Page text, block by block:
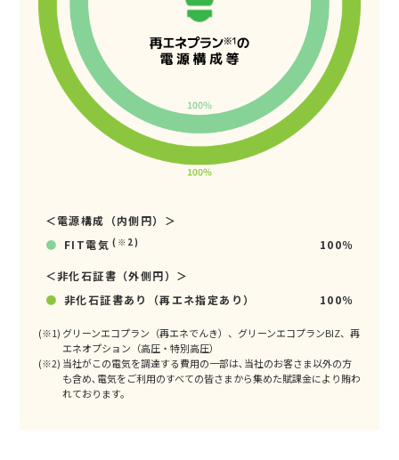
＜電源構成（内側円）＞
● FIT電気 (※2) 100％
＜非化石証書（外側円）＞
● 非化石証書あり（再エネ指定あり） 100％
グリーンエコプラン（再エネでんき）、グリーンエコプランBIZ、再
エネオプション（高圧・特別高圧）
当社がこの電気を調達する費用の一部は､当社のお客さま以外の方
も含め､電気をご利用のすべての皆さまから集めた賦課金により賄わ
れております。